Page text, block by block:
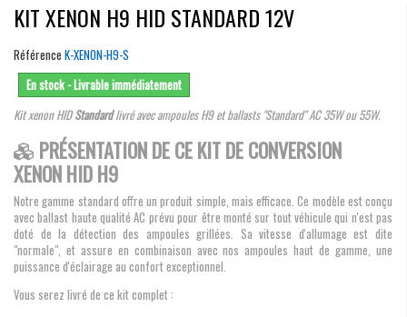
KIT XENON H9 HID STANDARD 12V
Référence K-XENON-H9-S
En stock - Livrable immédiatement
Kit xenon HIDStandardlivré avec ampoules H9 et ballasts "Standard" AC 35W ou 55W.
PRÉSENTATION DE CE KIT DE CONVERSION
XENON HID H9
Notre gamme standard offre un produit simple, mais efficace. Ce modèle est conçu
avec ballast haute qualité AC prévu pour être monté sur tout véhicule qui n'est pas
doté de la détection des ampoules grillées. Sa vitesse d'allumage est dite
"normale", et assure en combinaison avec nos ampoules haut de gamme, une
puissance d'éclairage au confort exceptionnel.
Vous serez livré de ce kit complet :